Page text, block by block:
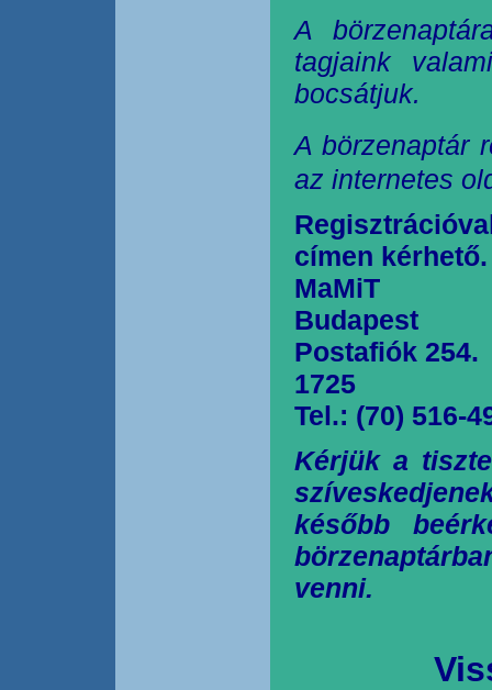
A
tagjaink
bocsátjuk.
A börzenaptár
az internetes
címen kérhető.
MaMiT
Budapest
Postafiók 254.
1725
Tel.: (70) 516-
Kérjük a
később
venni.